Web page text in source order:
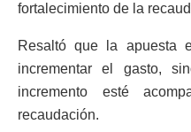
fortalecimiento de la
Resaltó que la apuesta
incrementar el gasto,
incremento esté
recaudación.